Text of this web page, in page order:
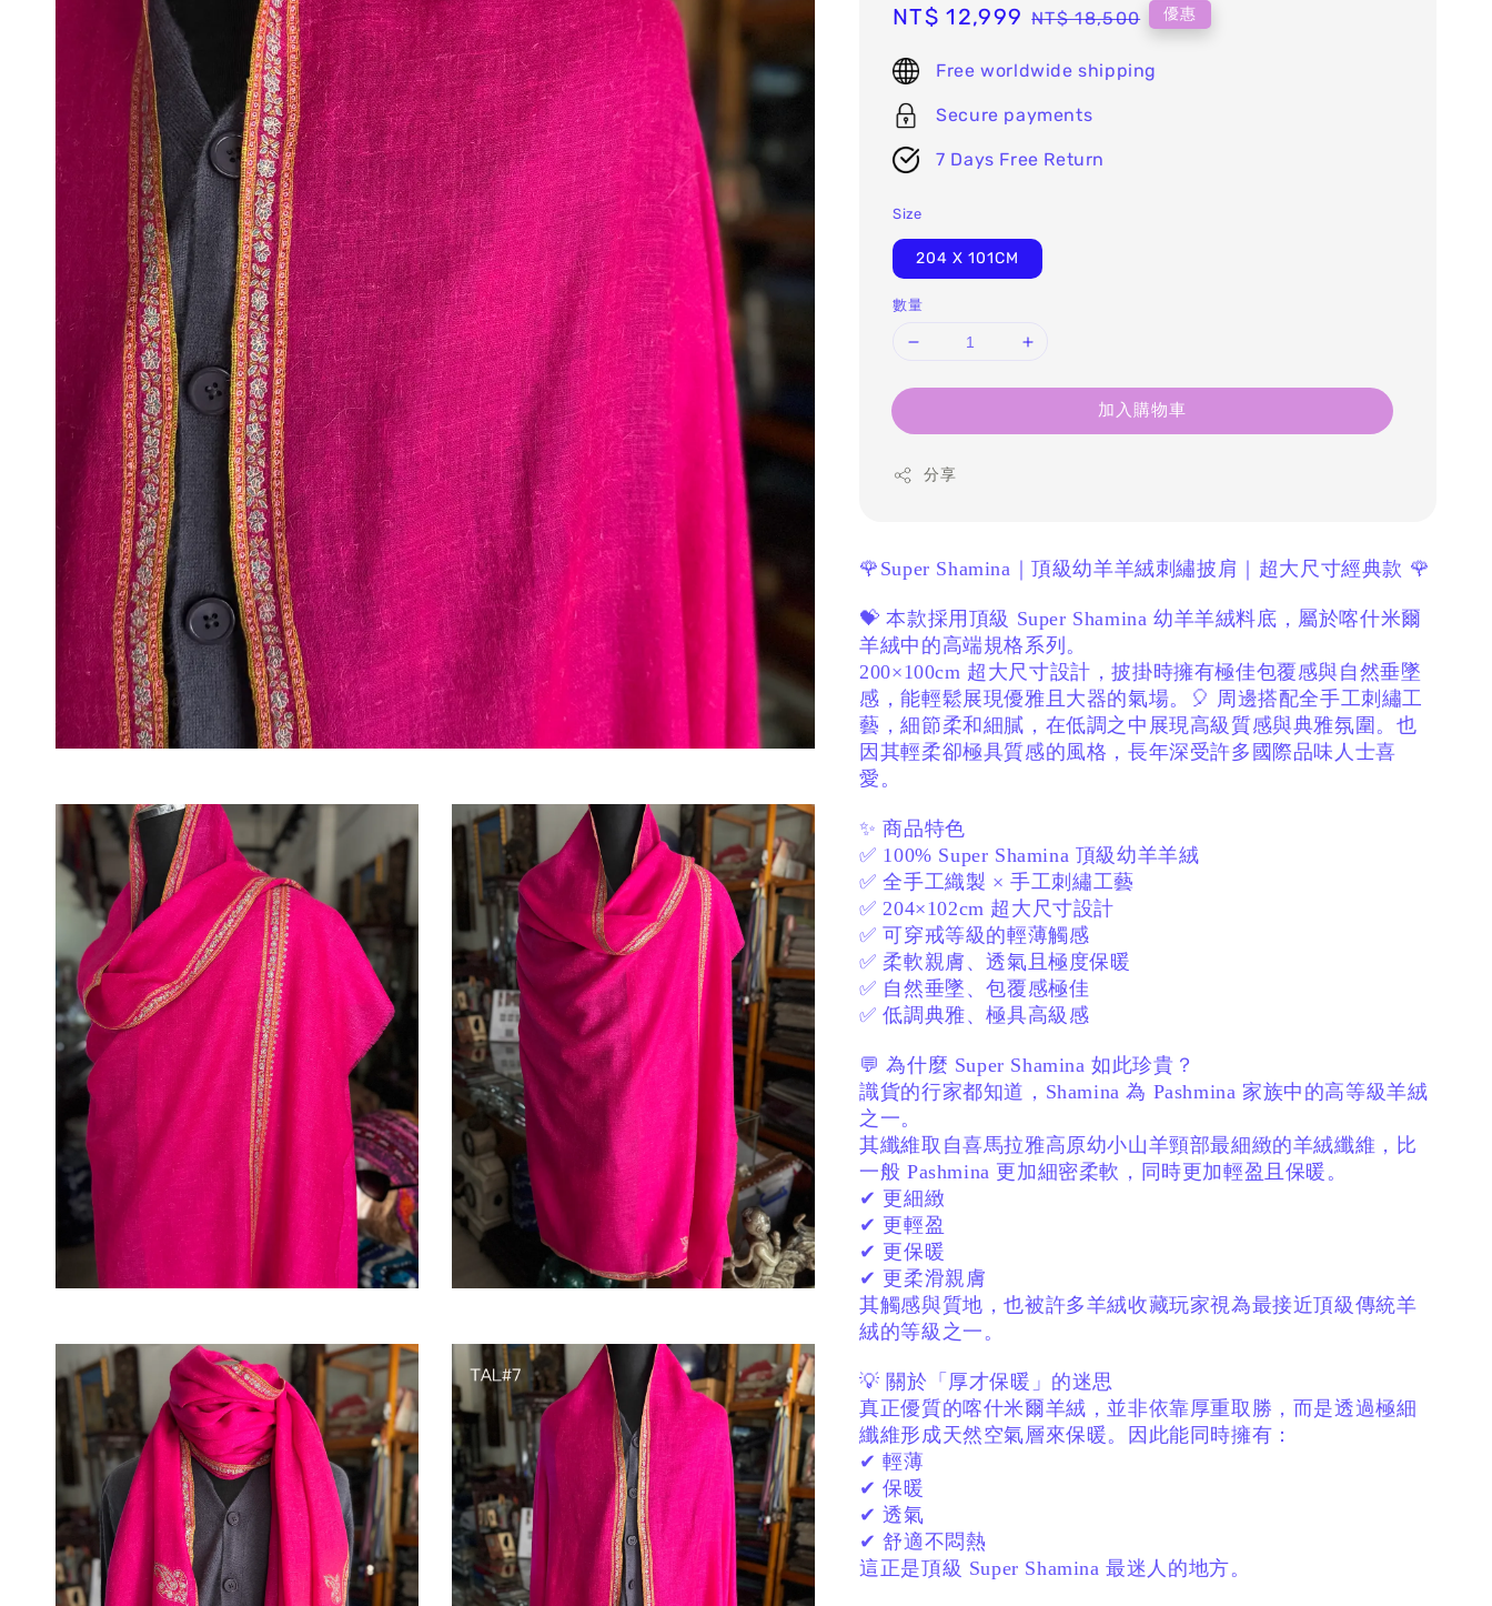
Sale
NT$ 12,999 Regular
NT$ 18,500 優惠
Free worldwide shipping
Secure payments
7 Days Free Return
Size
204 X 101CM
數量
加入購物車
分享
🌹Super Shamina｜頂級幼羊羊絨刺繡披肩｜超大尺寸經典款 🌹
💝 本款採用頂級 Super Shamina 幼羊羊絨料底， 屬於喀什米爾
羊絨中的高端規格系列。
200×100cm 超大尺寸設計，披掛時擁有極佳包覆感與自然垂墜
感，能輕鬆展現優雅且大器的氣場。
🎈 周邊搭配全手工刺繡工
藝，細節柔和細膩， 在低調之中展現高級質感與典雅氛圍。 也
因其輕柔卻極具質感的風格， 長年深受許多國際品味人士喜
愛。
✨ 商品特色
✅ 100% Super Shamina 頂級幼羊羊絨
✅ 全手工織製 × 手工刺繡工藝
✅ 204×102cm 超大尺寸設計
✅ 可穿戒等級的輕薄觸感
✅ 柔軟親膚、透氣且極度保暖
✅ 自然垂墜、包覆感極佳
✅ 低調典雅、極具高級感
💬 為什麼 Super Shamina 如此珍貴？
識貨的行家都知道， Shamina 為 Pashmina 家族中的高等級羊絨
之一。
其纖維取自喜馬拉雅高原幼小山羊頸部最細緻的羊絨纖維， 比
一般 Pashmina 更加細密柔軟，
同時更加輕盈且保暖。
✔ 更細緻
✔ 更輕盈
✔ 更保暖
✔ 更柔滑親膚
其觸感與質地，也被許多羊絨收藏玩家視為最接近頂級傳統羊
絨的等級之一。
💡 關於「厚才保暖」的迷思
真正優質的喀什米爾羊絨， 並非依靠厚重取勝， 而是透過極細
纖維形成天然空氣層來保暖。
因此能同時擁有：
✔ 輕薄
✔ 保暖
✔ 透氣
✔ 舒適不悶熱
這正是頂級 Super Shamina 最迷人的地方。